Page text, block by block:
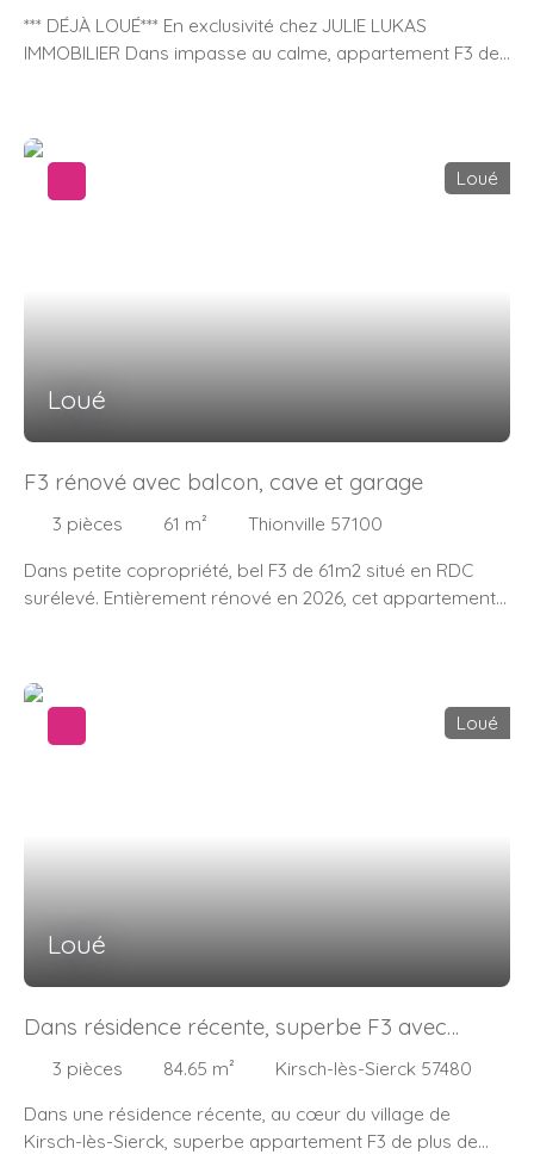
*** DÉJÀ LOUÉ*** En exclusivité chez JULIE LUKAS
IMMOBILIER Dans impasse au calme, appartement F3 de
de bains et wc séparés. Garage avec porte motorisée.
Disponible immédiatement.
Loué
Loué
F3 rénové avec balcon, cave et garage
3 pièces 61 m²
Thionville 57100
Dans petite copropriété, bel F3 de 61m2 situé en RDC
surélevé. Entièrement rénové en 2026, cet appartement
balcon, 2 chambres (l'une avec placard), salle de douche
et wc indépendant. Beau parquet, double vitrage PVC,
chaudière individuelle au gaz. L'immeuble est isolé par
Loué
Loué
Dans résidence récente, superbe F3 avec
terrasse et box.
3 pièces 84.65 m²
Kirsch-lès-Sierck 57480
Dans une résidence récente, au cœur du village de
Kirsch-lès-Sierck, superbe appartement F3 de plus de